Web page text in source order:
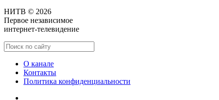
НИТВ © 2026
Первое независимое
интернет-телевидение
О канале
Контакты
Политика конфиденциальности